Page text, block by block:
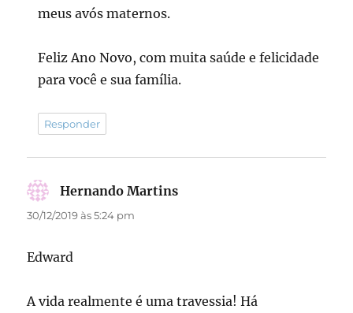
meus avós maternos.
Feliz Ano Novo, com muita saúde e felicidade
para você e sua família.
Responder
Hernando Martins
30/12/2019 às 5:24 pm
Edward
A vida realmente é uma travessia! Há